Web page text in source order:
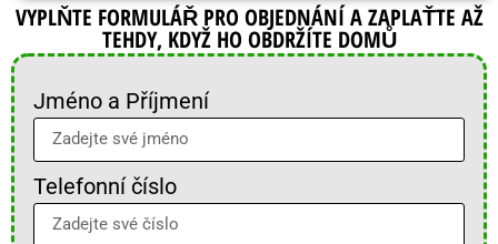
VYPLŇTE FORMULÁŘ PRO OBJEDNÁNÍ A ZAPLAŤTE AŽ
TEHDY, KDYŽ HO OBDRŽÍTE DOMŮ
Jméno a Příjmení
Telefonní číslo